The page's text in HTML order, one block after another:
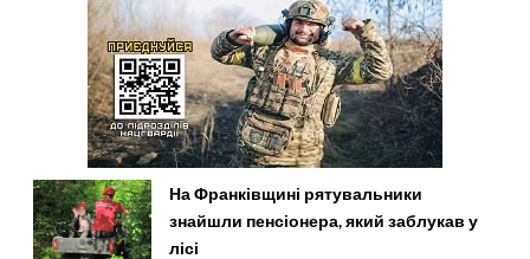
На Франківщині рятувальники
знайшли пенсіонера, який заблукав у
лісі